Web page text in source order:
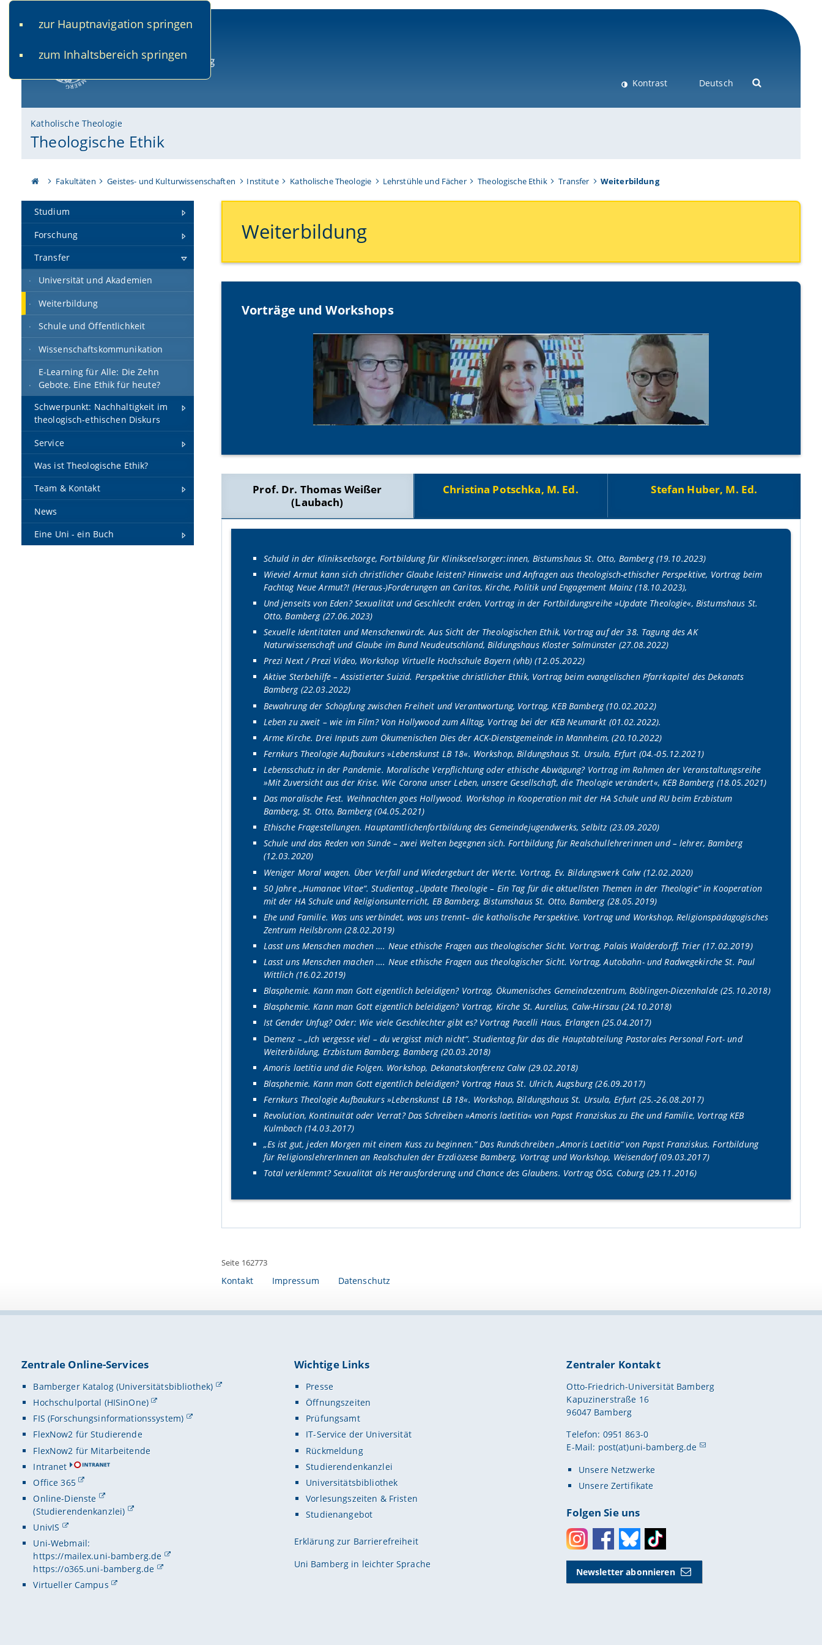
zur Hauptnavigation springen
zum Inhaltsbereich springen
Kontrast Deutsch
Katholische Theologie
Theologische Ethik
Fakultäten Geistes- und Kulturwissenschaften Institute Katholische Theologie Lehrstühle und Fächer Theologische Ethik Transfer Weiterbildung
Studium
Forschung
Transfer
Universität und Akademien
Weiterbildung
Schule und Öffentlichkeit
Wissenschaftskommunikation
E-Learning für Alle: Die Zehn
Gebote. Eine Ethik für heute?
Schwerpunkt: Nachhaltigkeit im
theologisch-ethischen Diskurs
Service
Was ist Theologische Ethik?
Team & Kontakt
News
Eine Uni - ein Buch
Weiterbildung
Vorträge und Workshops
Prof. Dr. Thomas Weißer
(Laubach)
Christina Potschka, M. Ed. Stefan Huber, M. Ed.
Schuld in der Klinikseelsorge, Fortbildung für Klinikseelsorger:innen, Bistumshaus St. Otto, Bamberg (19.10.2023)
Wieviel Armut kann sich christlicher Glaube leisten? Hinweise und Anfragen aus theologisch-ethischer Perspektive, Vortrag beim
Fachtag Neue Armut?! (Heraus-)Forderungen an Caritas, Kirche, Politik und Engagement Mainz (18.10.2023),
Und jenseits von Eden? Sexualität und Geschlecht erden, Vortrag in der Fortbildungsreihe »Update Theologie«, Bistumshaus St.
Otto, Bamberg (27.06.2023)
Sexuelle Identitäten und Menschenwürde. Aus Sicht der Theologischen Ethik, Vortrag auf der 38. Tagung des AK
Naturwissenschaft und Glaube im Bund Neudeutschland, Bildungshaus Kloster Salmünster (27.08.2022)
Prezi Next / Prezi Video, Workshop Virtuelle Hochschule Bayern (vhb) (12.05.2022)
Aktive Sterbehilfe – Assistierter Suizid. Perspektive christlicher Ethik, Vortrag beim evangelischen Pfarrkapitel des Dekanats
Bamberg (22.03.2022)
Bewahrung der Schöpfung zwischen Freiheit und Verantwortung, Vortrag, KEB Bamberg (10.02.2022)
Leben zu zweit – wie im Film? Von Hollywood zum Alltag, Vortrag bei der KEB Neumarkt (01.02.2022).
Arme Kirche. Drei Inputs zum Ökumenischen Dies der ACK-Dienstgemeinde in Mannheim, (20.10.2022)
Fernkurs Theologie Aufbaukurs »Lebenskunst LB 18«. Workshop, Bildungshaus St. Ursula, Erfurt (04.-05.12.2021)
Lebensschutz in der Pandemie. Moralische Verpflichtung oder ethische Abwägung? Vortrag im Rahmen der Veranstaltungsreihe
»Mit Zuversicht aus der Krise. Wie Corona unser Leben, unsere Gesellschaft, die Theologie verändert«, KEB Bamberg (18.05.2021)
Das moralische Fest. Weihnachten goes Hollywood. Workshop in Kooperation mit der HA Schule und RU beim Erzbistum
Bamberg, St. Otto, Bamberg (04.05.2021)
Ethische Fragestellungen. Hauptamtlichenfortbildung des Gemeindejugendwerks, Selbitz (23.09.2020)
Schule und das Reden von Sünde – zwei Welten begegnen sich. Fortbildung für Realschullehrerinnen und – lehrer, Bamberg
(12.03.2020)
Weniger Moral wagen. Über Verfall und Wiedergeburt der Werte. Vortrag, Ev. Bildungswerk Calw (12.02.2020)
50 Jahre „Humanae Vitae“. Studientag „Update Theologie – Ein Tag für die aktuellsten Themen in der Theologie“ in Kooperation
mit der HA Schule und Religionsunterricht, EB Bamberg, Bistumshaus St. Otto, Bamberg (28.05.2019)
Ehe und Familie. Was uns verbindet, was uns trennt– die katholische Perspektive. Vortrag und Workshop, Religionspädagogisches
Zentrum Heilsbronn (28.02.2019)
Lasst uns Menschen machen …. Neue ethische Fragen aus theologischer Sicht. Vortrag, Palais Walderdorff, Trier (17.02.2019)
Lasst uns Menschen machen …. Neue ethische Fragen aus theologischer Sicht. Vortrag, Autobahn- und Radwegekirche St. Paul
Wittlich (16.02.2019)
Blasphemie. Kann man Gott eigentlich beleidigen? Vortrag, Ökumenisches Gemeindezentrum, Böblingen-Diezenhalde (25.10.2018)
Blasphemie. Kann man Gott eigentlich beleidigen? Vortrag, Kirche St. Aurelius, Calw-Hirsau (24.10.2018)
Ist Gender Unfug? Oder: Wie viele Geschlechter gibt es? Vortrag Pacelli Haus, Erlangen (25.04.2017)
Demenz – „Ich vergesse viel – du vergisst mich nicht“. Studientag für das die Hauptabteilung Pastorales Personal Fort- und
Weiterbildung, Erzbistum Bamberg, Bamberg (20.03.2018)
Amoris laetitia und die Folgen. Workshop, Dekanatskonferenz Calw (29.02.2018)
Blasphemie. Kann man Gott eigentlich beleidigen? Vortrag Haus St. Ulrich, Augsburg (26.09.2017)
Fernkurs Theologie Aufbaukurs »Lebenskunst LB 18«. Workshop, Bildungshaus St. Ursula, Erfurt (25.-26.08.2017)
Revolution, Kontinuität oder Verrat? Das Schreiben »Amoris laetitia« von Papst Franziskus zu Ehe und Familie, Vortrag KEB
Kulmbach (14.03.2017)
„Es ist gut, jeden Morgen mit einem Kuss zu beginnen.“ Das Rundschreiben „Amoris Laetitia“ von Papst Franziskus. Fortbildung
für ReligionslehrerInnen an Realschulen der Erzdiözese Bamberg, Vortrag und Workshop, Weisendorf (09.03.2017)
Total verklemmt? Sexualität als Herausforderung und Chance des Glaubens. Vortrag ÖSG, Coburg (29.11.2016)
Seite 162773
Kontakt Impressum Datenschutz
Zentrale Online-Services
Bamberger Katalog (Universitätsbibliothek)
Hochschulportal (HISinOne)
FIS (Forschungsinformationssystem)
FlexNow2 für Studierende
FlexNow2 für Mitarbeitende
Intranet
Office 365
Online-Dienste
(Studierendenkanzlei)
UnivIS
Uni-Webmail:
https://mailex.uni-bamberg.de
https://o365.uni-bamberg.de
Virtueller Campus
Wichtige Links
Presse
Öffnungszeiten
Prüfungsamt
IT-Service der Universität
Rückmeldung
Studierendenkanzlei
Universitätsbibliothek
Vorlesungszeiten & Fristen
Studienangebot
Erklärung zur Barrierefreiheit
Uni Bamberg in leichter Sprache
Zentraler Kontakt
Otto-Friedrich-Universität Bamberg
Kapuzinerstraße 16
96047 Bamberg
Telefon: 0951 863-0
E-Mail: post(at)uni-bamberg.de
Unsere Netzwerke
Unsere Zertifikate
Folgen Sie uns
InstagramFacebookBlueskyToktok
Newsletter abonnieren